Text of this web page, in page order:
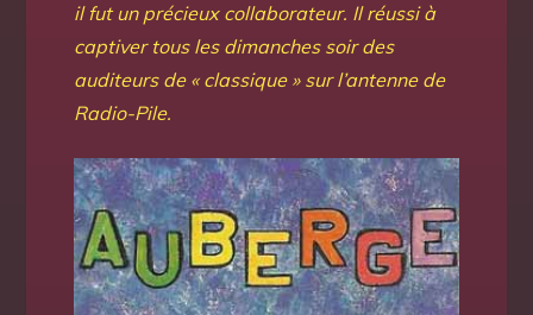
il fut un précieux collaborateur. Il réussi à
captiver tous les dimanches soir des
auditeurs de « classique » sur l’antenne de
Radio-Pile.